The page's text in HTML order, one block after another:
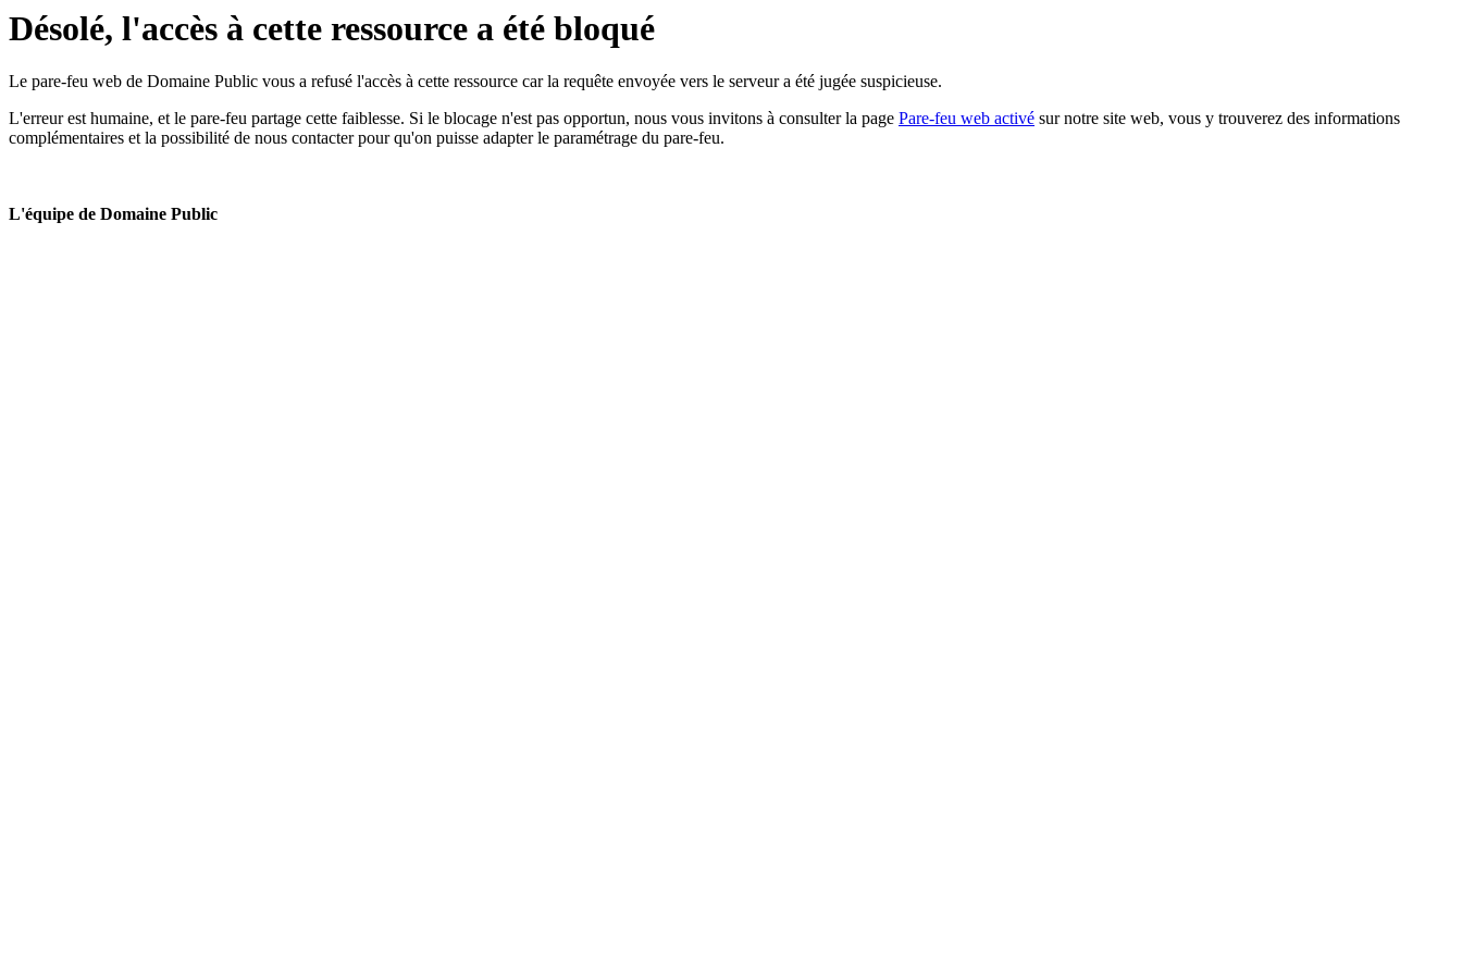
Désolé, l'accès à cette ressource a été bloqué
Le pare-feu web de Domaine Public vous a refusé l'accès à cette ressource car la requête envoyée vers le serveur a été jugée suspicieuse.
L'erreur est humaine, et le pare-feu partage cette faiblesse. Si le blocage n'est pas opportun, nous vous invitons à consulter la page Pare-feu web activé sur notre site web, vous y trouverez des informations
complémentaires et la possibilité de nous contacter pour qu'on puisse adapter le paramétrage du pare-feu.
L'équipe de Domaine Public